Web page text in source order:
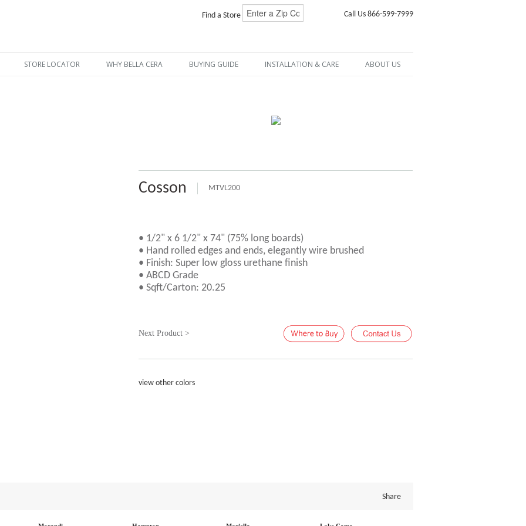
Find a Store Call Us 866-599-7999
STORE LOCATOR WHY BELLA CERA BUYING GUIDE INSTALLATION & CARE ABOUT US
Cosson MTVL200
• 1/2" x 6 1/2" x 74" (75% long boards)
• Hand rolled edges and ends, elegantly wire brushed
• Finish: Super low gloss urethane finish
• ABCD Grade
• Sqft/Carton: 20.25
Next Product >
view other colors
Share